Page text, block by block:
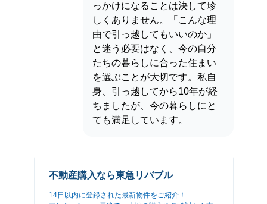
っかけになることは決して珍
しくありません。「こんな理
由で引っ越してもいいのか」
と迷う必要はなく、今の自分
たちの暮らしに合った住まい
を選ぶことが大切です。私自
身、引っ越してから10年が経
ちましたが、今の暮らしにと
ても満足しています。
不動産購入なら東急リバブル
14日以内に登録された最新物件をご紹介！